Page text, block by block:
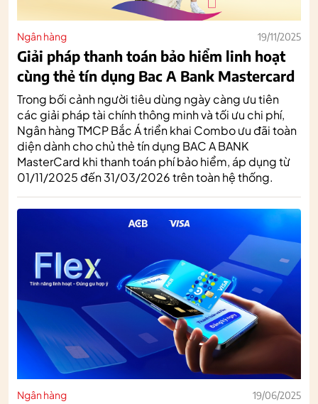
Ngân hàng 19/11/2025
Giải pháp thanh toán bảo hiểm linh hoạt
cùng thẻ tín dụng Bac A Bank Mastercard
Trong bối cảnh người tiêu dùng ngày càng ưu tiên
các giải pháp tài chính thông minh và tối ưu chi phí,
Ngân hàng TMCP Bắc Á triển khai Combo ưu đãi toàn
diện dành cho chủ thẻ tín dụng BAC A BANK
MasterCard khi thanh toán phí bảo hiểm, áp dụng từ
01/11/2025 đến 31/03/2026 trên toàn hệ thống.
Ngân hàng 19/06/2025